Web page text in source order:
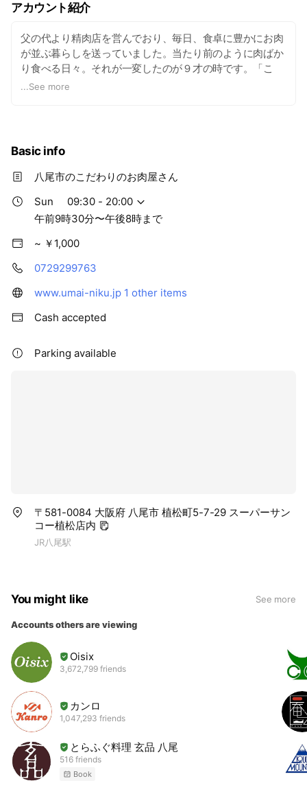
アカウント紹介
父の代より精肉店を営んでおり、毎日、食卓に豊かにお肉
が並ぶ暮らしを送っていました。当たり前のように肉ばか
り食べる日々。それが一変したのが９才の時です。「こ
れ、食べてみ（大阪弁）」と何気なく牛肉を差し出す父。
一部分「ミスジ」でした。現在ではこの部位は当たり前の
ように店頭に名前を並べるようになりましたが、30年近く
前は存在自体知らない人が多かったはずです。この衝撃で
っともっと肉のことを知りたくなりました。そして精肉店
を継ごうと決意する第一歩となったのです。 先代の父の店
方と切り方を仕込まれました。 父より受け継いだ精肉店と
してのポリシーが「ブランドや産地にこだわらず、“目利
客さまに勧められる肉だけを取り扱うというこの決意は、
今も脈々と受け継がれています。。 この考えは取引先の方
たちも知っており、私の好みのタイプの肉を持ってきても
上の企業とつながっており、随時、レベルの高い肉を仕入
に思っておりますので、お気軽にお声掛けをいただけれ
ば、うれしい限りです。
...See more
Basic info
八尾市のこだわりのお肉屋さん
Sun
09:30 - 20:00
午前9時30分〜午後8時まで
~ ￥1,000
0729299763
www.umai-niku.jp 1 other items
Cash accepted
Parking available
〒581-0084 大阪府 八尾市 植松町5-7-29 スーパーサン
コー植松店内
JR八尾駅
You might like See more
Accounts others are viewing
Oisix
3,672,799 friends
カンロ
1,047,293 friends
とらふぐ料理 玄品 八尾
516 friends
Book